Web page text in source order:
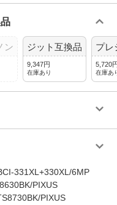
ン ジット互換品
9,347円
在庫あり
プレ
5,720
在庫あ
331XL+330XL/6MP
PIXUS
PIXUS